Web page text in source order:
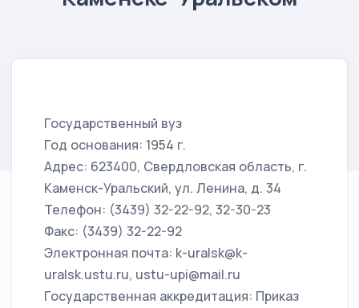
Государственный вуз
Год основания: 1954 г.
Адрес: 623400, Свердловская область, г.
Каменск-Уральский, ул. Ленина, д. 34
Телефон: (3439) 32-22-92, 32-30-23
Факс: (3439) 32-22-92
Электронная почта: k-uralsk@k-
uralsk.ustu.ru, ustu-upi@mail.ru
Государственная аккредитация: Приказ